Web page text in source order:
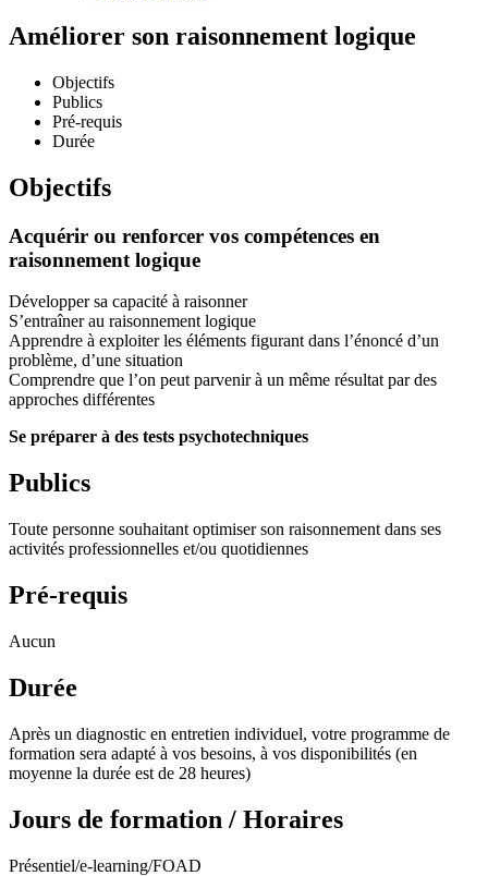
Améliorer son raisonnement logique
Objectifs
Publics
Pré-requis
Durée
Objectifs
Acquérir ou renforcer vos compétences en
raisonnement logique
Développer sa capacité à raisonner
S’entraîner au raisonnement logique
Apprendre à exploiter les éléments figurant dans l’énoncé d’un
problème, d’une situation
Comprendre que l’on peut parvenir à un même résultat par des
approches différentes
Se préparer à des tests psychotechniques
Publics
Toute personne souhaitant optimiser son raisonnement dans ses
activités professionnelles et/ou quotidiennes
Pré-requis
Aucun
Durée
Après un diagnostic en entretien individuel, votre programme de
formation sera adapté à vos besoins, à vos disponibilités (en
moyenne la durée est de 28 heures)
Jours de formation / Horaires
Présentiel/e-learning/FOAD